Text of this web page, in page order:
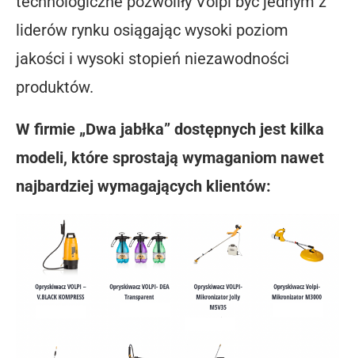
liderów rynku osiągając wysoki poziom
jakości i wysoki stopień niezawodności
produktów.
W firmie „Dwa jabłka” dostępnych jest kilka
modeli, które sprostają wymaganiom nawet
najbardziej wymagających klientów: